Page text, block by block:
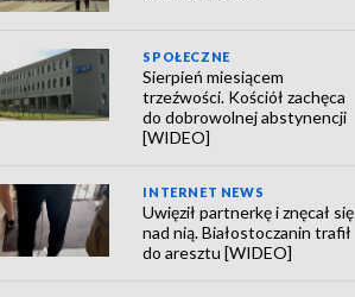
SPOŁECZNE
Sierpień miesiącem
trzeźwości. Kościół zachęca
do dobrowolnej abstynencji
[WIDEO]
INTERNET NEWS
Uwięził partnerkę i znęcał się
nad nią. Białostoczanin trafił
do aresztu [WIDEO]